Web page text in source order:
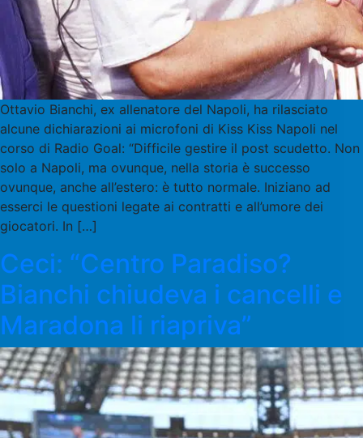
Ottavio Bianchi, ex allenatore del Napoli, ha rilasciato
alcune dichiarazioni ai microfoni di Kiss Kiss Napoli nel
corso di Radio Goal: “Difficile gestire il post scudetto. Non
solo a Napoli, ma ovunque, nella storia è successo
ovunque, anche all’estero: è tutto normale. Iniziano ad
esserci le questioni legate ai contratti e all’umore dei
giocatori. In […]
Ceci: “Centro Paradiso?
Bianchi chiudeva i cancelli e
Maradona li riapriva”